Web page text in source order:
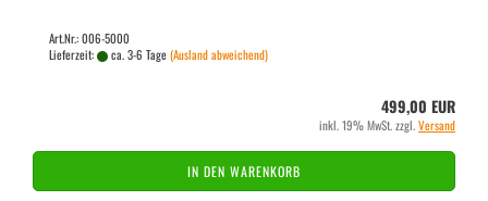
Art.Nr.: 006-5000
Lieferzeit:
ca. 3-6 Tage(Ausland abweichend)
499,00 EUR
inkl. 19% MwSt. zzgl.Versand
IN DEN WARENKORB